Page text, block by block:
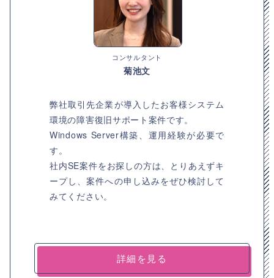
コンサルタント
菊池文
弊社取引先企業が導入したお客様システム
環境の障害復旧サポート案件です。
Windows Server構築、運用経験が必要で
す。
社内SE案件をお探しの方は、とりあえずキ
ープし、案件への申し込みをぜひ検討して
みてください。
詳細を見る